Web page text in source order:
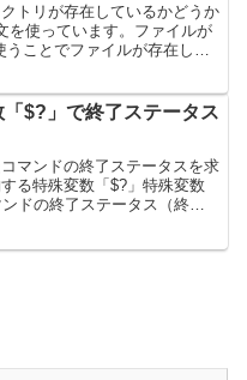
トリが存在しているかどうか
を使っています。ファイルが
ことでファイルが存在して
「$?」で終了ステータス
マンドの終了ステータスを求
る特殊変数「$?」特殊変数
ドの終了ステータス（終了